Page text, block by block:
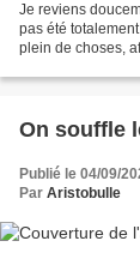
Je reviens
pas été
plein de choses,
On souffle
Publié le 04/09/
Par Aristobulle